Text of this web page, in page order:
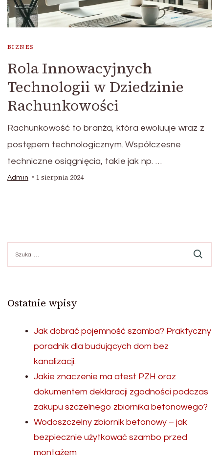
BIZNES
Rola Innowacyjnych
Technologii w Dziedzinie
Rachunkowości
Rachunkowość to branża, która ewoluuje wraz z
postępem technologicznym. Współczesne
techniczne osiągnięcia, takie jak np. …
Admin 1 sierpnia 2024
Ostatnie wpisy
Jak dobrać pojemność szamba? Praktyczny
poradnik dla budujących dom bez
kanalizacji.
Jakie znaczenie ma atest PZH oraz
dokumentem deklaracji zgodności podczas
zakupu szczelnego zbiornika betonowego?
Wodoszczelny zbiornik betonowy – jak
bezpiecznie użytkować szambo przed
montażem